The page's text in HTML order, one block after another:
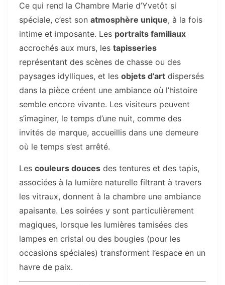
Ce qui rend la Chambre Marie d’Yvetôt si
spéciale, c’est son atmosphère unique, à la fois
intime et imposante. Les portraits familiaux
accrochés aux murs, les tapisseries
représentant des scènes de chasse ou des
paysages idylliques, et les objets d’art dispersés
dans la pièce créent une ambiance où l’histoire
semble encore vivante. Les visiteurs peuvent
s’imaginer, le temps d’une nuit, comme des
invités de marque, accueillis dans une demeure
où le temps s’est arrêté.
Les couleurs douces des tentures et des tapis,
associées à la lumière naturelle filtrant à travers
les vitraux, donnent à la chambre une ambiance
apaisante. Les soirées y sont particulièrement
magiques, lorsque les lumières tamisées des
lampes en cristal ou des bougies (pour les
occasions spéciales) transforment l’espace en un
havre de paix.